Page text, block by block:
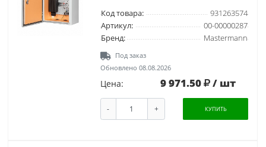
Код товара:
931263574
Артикул:
00-00000287
Бренд:
Mastermann
Под заказ
Обновлено 08.08.2026
Цена: 9 971.50 / шт
- + КУПИТЬ